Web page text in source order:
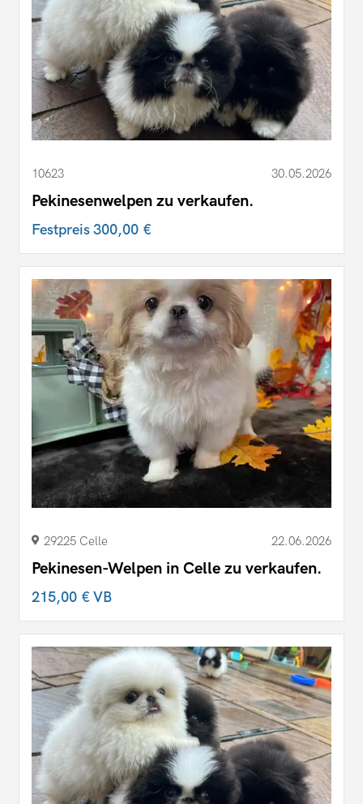
10623 30.05.2026
Pekinesenwelpen zu verkaufen.
Festpreis300,00 €
29225 Celle 22.06.2026
Pekinesen-Welpen in Celle zu verkaufen.
215,00 €VB